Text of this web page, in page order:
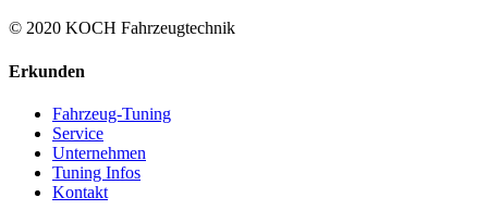
© 2020 KOCH Fahrzeugtechnik
Erkunden
Fahrzeug-Tuning
Service
Unternehmen
Tuning Infos
Kontakt